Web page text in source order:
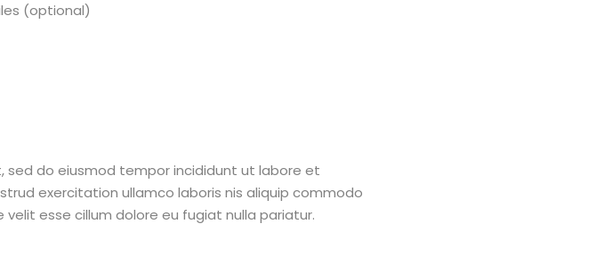
(optional)
sed do eiusmod tempor incididunt ut labore et
exercitation ullamco laboris nis aliquip commodo
esse cillum dolore eu fugiat nulla pariatur.